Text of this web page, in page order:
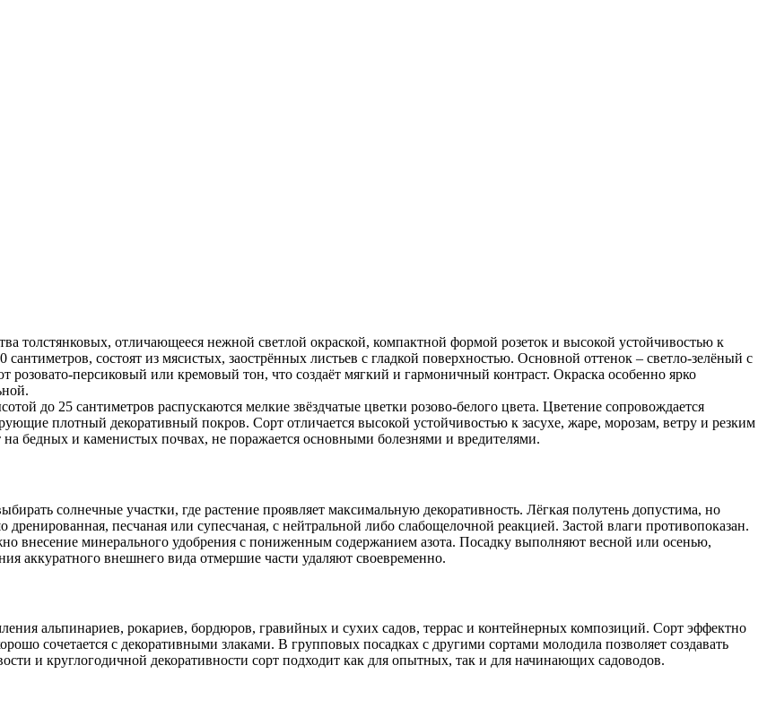
толстянковых, отличающееся нежной светлой окраской, компактной формой розеток и высокой устойчивостью к
состоят из мясистых, заострённых листьев с гладкой поверхностью. Основной оттенок – светло-зелёный с
персиковый или кремовый тон, что создаёт мягкий и гармоничный контраст. Окраска особенно ярко
до 25 сантиметров распускаются мелкие звёздчатые цветки розово-белого цвета. Цветение сопровождается
плотный декоративный покров. Сорт отличается высокой устойчивостью к засухе, жаре, морозам, ветру и резким
бедных и каменистых почвах, не поражается основными болезнями и вредителями.
солнечные участки, где растение проявляет максимальную декоративность. Лёгкая полутень допустима, но
песчаная или супесчаная, с нейтральной либо слабощелочной реакцией. Застой влаги противопоказан.
внесение минерального удобрения с пониженным содержанием азота. Посадку выполняют весной или осенью,
аккуратного внешнего вида отмершие части удаляют своевременно.
альпинариев, рокариев, бордюров, гравийных и сухих садов, террас и контейнерных композиций. Сорт эффектно
сочетается с декоративными злаками. В групповых посадках с другими сортами молодила позволяет создавать
и круглогодичной декоративности сорт подходит как для опытных, так и для начинающих садоводов.